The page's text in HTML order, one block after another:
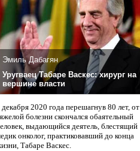
Эмиль Дабагян
Уругваец Табаре Васкес: хирург на
вершине власти
декабря 2020 года перешагнув 80 лет, от
болезни скончался обаятельный
выдающийся деятель, блестящий
онколог, практиковавший до конца
Табаре Васкес.